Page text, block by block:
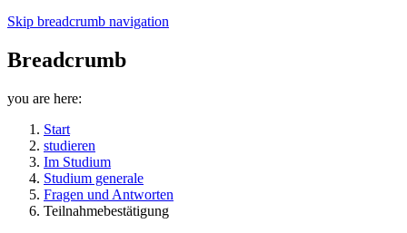
Skip breadcrumb navigation
Breadcrumb
you are here:
Start
studieren
Im Studium
Studium generale
Fragen und Antworten
Teilnahmebestätigung